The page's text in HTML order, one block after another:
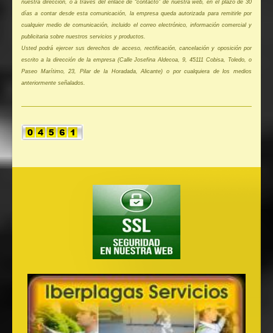
nuestra dirección, o a través del enlace de “contacto” de nuestra web, en el plazo de 30
días a contar desde esta comunicación, la empresa queda autorizada para remitirle por
cualquier medio de comunicación, incluido el correo electrónico, información comercial y
publicitaria sobre nuestros servicios y productos.
Usted podrá ejercer sus derechos de acceso, rectificación, cancelación y oposición por
escrito a la dirección de la empresa (Calle Josefina Aldecoa, 9, 45111 Cobisa, Toledo, o
Paseo Marítimo, 23, Pilar de la Horadada, Alicante) o por cualquiera de los medios
anteriormente señalados.